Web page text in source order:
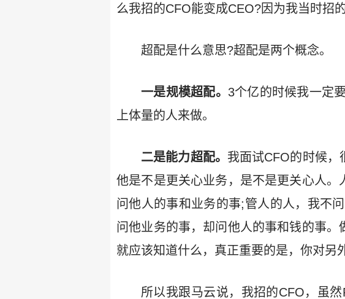
么我招的CFO能变成CEO?因为我当时招
超配是什么意思?超配是两个概念。
一是规模超配。 3个亿的时候我一定
上体量的人来做。
二是能力超配。 我面试CFO的时候，
他是不是更关心业务，是不是更关心人
问他人的事和业务的事;管人的人，我不
问他业务的事，却问他人的事和钱的事
就应该知道什么，真正重要的是，你对另
所以我跟马云说，我招的CFO，虽